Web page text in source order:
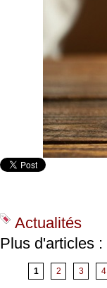
Actualités
Plus d'articles :
1 2 3 4